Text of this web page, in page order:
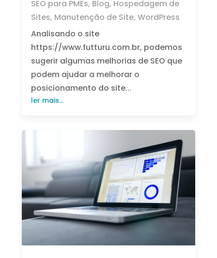
SEO para PMEs, Blog, Hospedagem de
Sites, Manutenção de Site, WordPress
Analisando o site
https://www.futturu.com.br, podemos
sugerir algumas melhorias de SEO que
podem ajudar a melhorar o
posicionamento do site...
ler mais...